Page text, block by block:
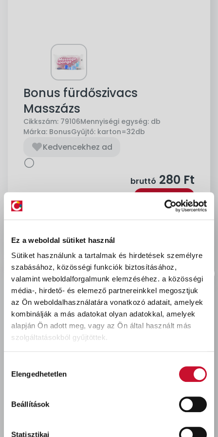
Ez a weboldal sütiket használ
Sütiket használunk a tartalmak és hirdetések személyre
szabásához, közösségi funkciók biztosításához,
valamint weboldalforgalmunk elemzéséhez. a közösségi
média-, hirdető- és elemező partnereinkkel megosztjuk
az Ön weboldalhasználatára vonatkozó adatait, amelyek
kombinálják a más adatokat olyan adatokkal, amelyek
alapján Ön adott meg, vagy az Ön által használt más
szolgáltatásokból gyűjtöttek.
kiválasztása
Elengedhetetlen
Beállítások
Statisztikai
Bonus fürdőszivacs
Masszázs
Cikkszám: 79106Mennyiségi egység: db
Márka: BonusGyűjtő: karton=32db
Kedvencekhez ad
bruttó 280 Ft
Kosárba
Személyes átvétel:
Utoljára megtekintett termékek